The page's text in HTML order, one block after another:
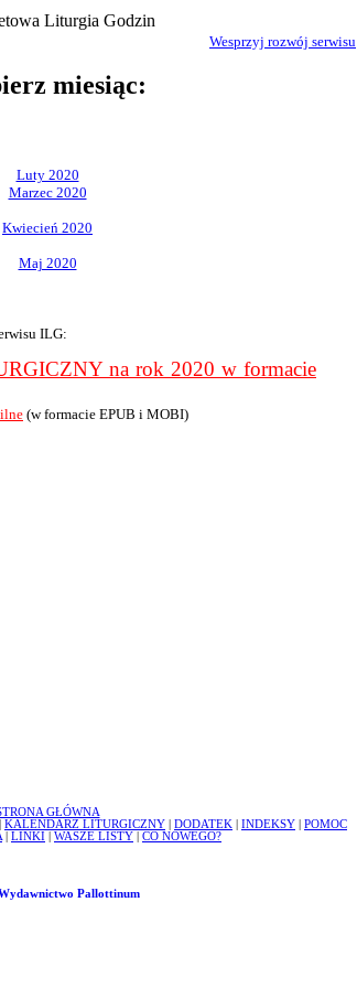
Wesprzyj rozwój serwisu
miesiąc:
Luty 2020
Marzec 2020
Kwiecień 2020
Maj 2020
ILG:
na rok 2020 w formacie
(w formacie EPUB i MOBI)
GŁÓWNA
KALENDARZ LITURGICZNY DODATEK INDEKSY
POMOC
LINKI WASZE LISTY CO NOWEGO?
Pallottinum